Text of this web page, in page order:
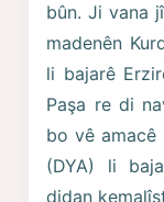
bûn. Ji vana
madenên
li bajarê
Paşa re di
bo vê amacê
(DYA) li
didan